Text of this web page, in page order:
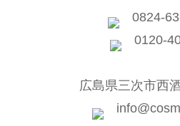
0824-
0120-
広島県三次市西